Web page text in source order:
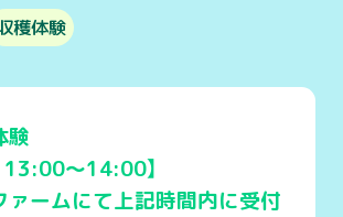
穫体験
験
13:00～14:00】
ァームにて上記時間内に受付